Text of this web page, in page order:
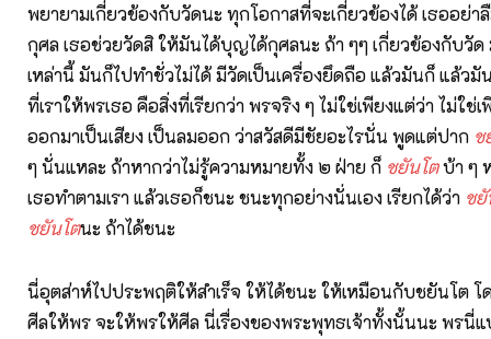
พยายามเกี่ยวข้องกับวัดนะ ทุกโอกาสที่จะเกี่ยวข้องได้ เธออย่
กุศล เธอช่วยวัดสิ ให้มันได้บุญได้กุศลนะ ถ้า ๆๆ เกี่ยวข้องกับวัด
เหล่านี้ มันก็ไปทำชั่วไม่ได้ มีวัดเป็นเครื่องยึดถือ แล้วมันก็ แล้ว
ที่เราให้พรเธอ คือสิ่งที่เรียกว่า พรจริง ๆ ไม่ใช่เพียงแต่ว่า ไม่ใช่
ออกมาเป็นเสียง เป็นลมออก ว่าสวัสดีมีชัยอะไรนั่น พูดแต่ปาก ช
ๆ นั่นแหละ ถ้าหากว่าไม่รู้ความหมายทั้ง ๒ ฝ่าย ก็ ชยันโตบ้า ๆ
เธอทำตามเรา แล้วเธอก็ชนะ ชนะทุกอย่างนั่นเอง เรียกได้ว่า ช
ชยันโตนะ ถ้าได้ชนะ
นี่อุตส่าห์ไปประพฤติให้สำเร็จ ให้ได้ชนะ ให้เหมือนกับชยันโต โ
ศีลให้พร จะให้พรให้ศีล นี่เรื่องของพระพุทธเจ้าทั้งนั้นนะ พรนี่แ